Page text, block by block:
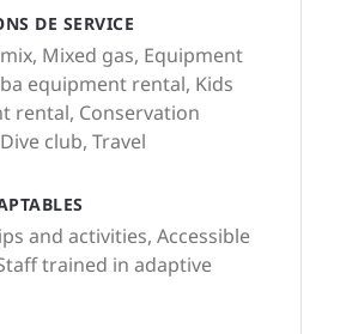
DE SERVICE
Mixed gas, Equipment
equipment rental, Kids
rental, Conservation
club, Travel
and activities, Accessible
trained in adaptive